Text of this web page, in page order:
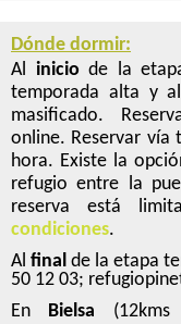
Dónde dormir:
Al iniciode la
temporada alta y
masificado.
online. Reservar vía
hora. Existe la
refugio entre la
reserva está
condiciones.
Al final de la etapa
50 12 03;
En
Bielsa (12kms